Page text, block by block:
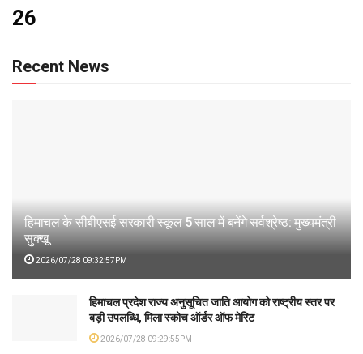
26
Recent News
हिमाचल के सीबीएसई सरकारी स्कूल 5 साल में बनेंगे सर्वश्रेष्ठ: मुख्यमंत्री
सुक्खू
2026/07/28 09:32:57PM
हिमाचल प्रदेश राज्य अनुसूचित जाति आयोग को राष्ट्रीय स्तर पर
बड़ी उपलब्धि, मिला स्कोच ऑर्डर ऑफ मेरिट
2026/07/28 09:29:55PM